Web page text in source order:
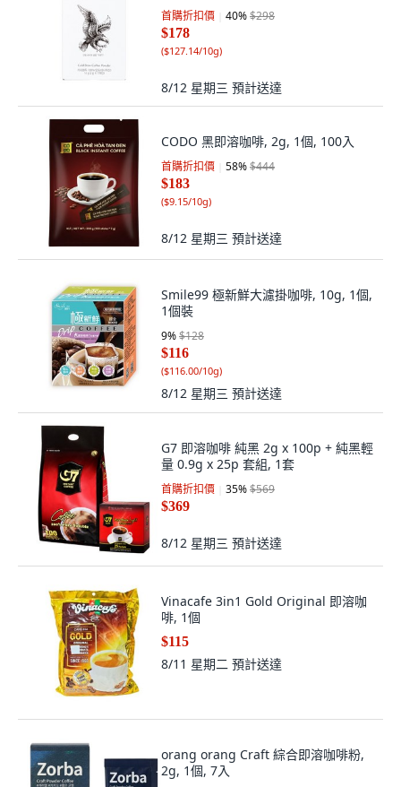
首購折扣價 40%$298
$178
($127.14/10g)
8/12 星期三 預計送達
CODO 黑即溶咖啡, 2g, 1個, 100入
首購折扣價 58%$444
$183
($9.15/10g)
8/12 星期三 預計送達
Smile99 極新鮮大濾掛咖啡, 10g, 1個,
1個裝
9%$128
$116
($116.00/10g)
8/12 星期三 預計送達
G7 即溶咖啡 純黑 2g x 100p + 純黑輕
量 0.9g x 25p 套組, 1套
首購折扣價 35%$569
$369
8/12 星期三 預計送達
Vinacafe 3in1 Gold Original 即溶咖
啡, 1個
$115
8/11 星期二 預計送達
orang orang Craft 綜合即溶咖啡粉,
2g, 1個, 7入